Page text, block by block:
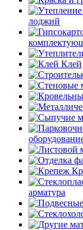
лоджий
Клей
арматура